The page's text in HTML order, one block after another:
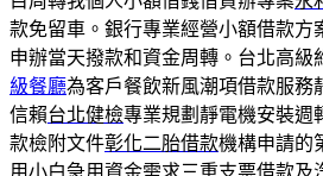
款免留車。銀行專業經營小額借款方
申辦當天撥款和資金周轉。台北高級
級餐廳為客戶餐飲新風潮項借款服務
信賴台北健檢專業規劃靜電機安裝週
款檢附文件彰化二胎借款機構申請的